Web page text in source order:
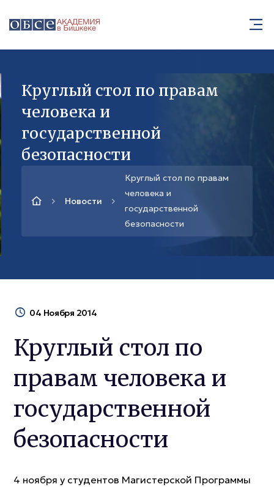
Круглый стол по правам
человека и
государственной
безопасности
Новости
Круглый стол по правам
человека и
государственной
безопасности
04 Ноября 2014
Круглый стол по
правам человека и
государственной
безопасности
4 ноября у студентов Магистерской Программы